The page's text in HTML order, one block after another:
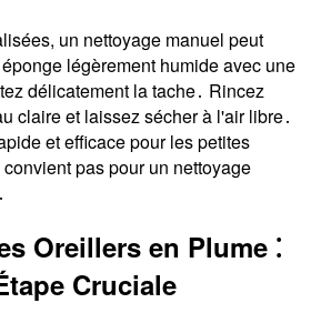
un nettoyage manuel peut
légèrement humide avec une
délicatement la tache․ Rincez
claire et laissez sécher à l'air libre․
et efficace pour les petites
pas pour un nettoyage
Oreillers en Plume ⁚
Cruciale